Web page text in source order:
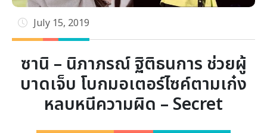
July 15, 2019
ซานิ – นิภาภรณ์ ฐิติธนการ ช่วยผู้
บาดเจ็บ โบกมอเตอร์ไซค์ตามเก๋ง
หลบหนีความผิด – Secret